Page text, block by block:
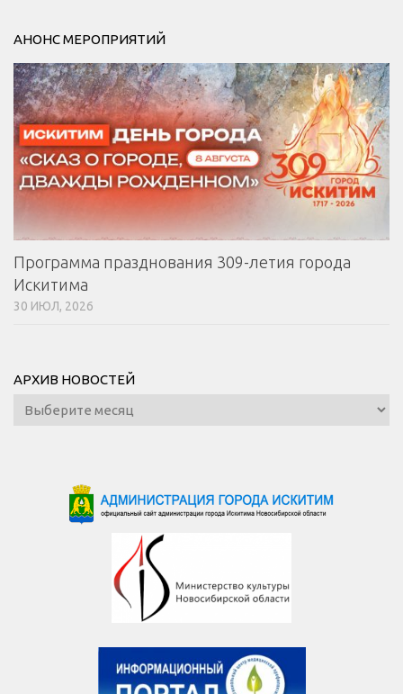
АНОНС МЕРОПРИЯТИЙ
Программа празднования 309-летия города
Искитима
30 ИЮЛ, 2026
АРХИВ НОВОСТЕЙ
Архив
новостей